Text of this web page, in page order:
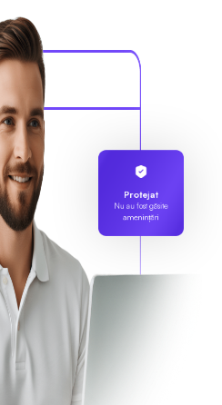
Protejat
Nu au fost găsite
amenințări